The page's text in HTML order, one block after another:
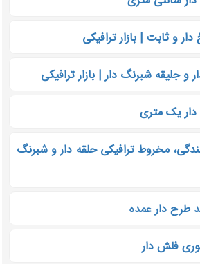
و ثابت | بازار ترافیکی
جلیقه شبرنگ دار | بازار ترافیکی
یک متری
مخروط ترافیکی حلقه دار و شبرنگ
طرح دار عمده
فلش دار